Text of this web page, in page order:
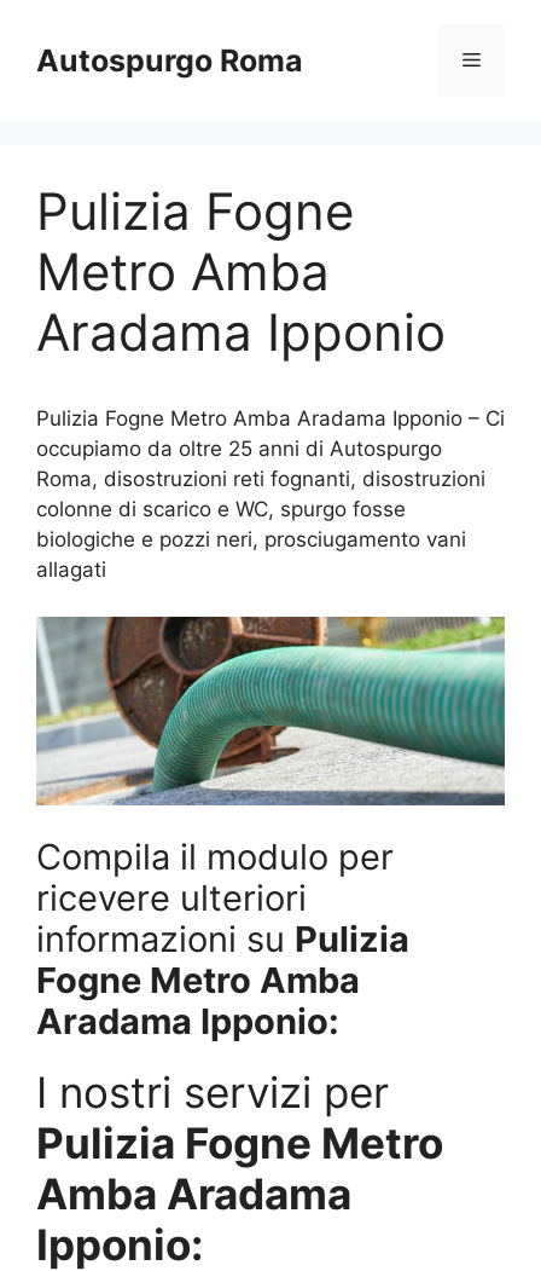
contenuto
Autospurgo Roma Menu
Pulizia Fogne
Metro Amba
Aradama Ipponio
Pulizia Fogne Metro Amba Aradama Ipponio – Ci
occupiamo da oltre 25 anni di Autospurgo
Roma, disostruzioni reti fognanti, disostruzioni
colonne di scarico e WC, spurgo fosse
biologiche e pozzi neri, prosciugamento vani
allagati
Compila il modulo per
ricevere ulteriori
informazioni su Pulizia
Fogne Metro Amba
Aradama Ipponio:
I nostri servizi per
Pulizia Fogne Metro
Amba Aradama
Ipponio: